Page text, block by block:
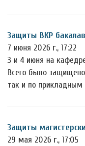
Защиты ВКР
7 июня 2026 г., 17:22
3 и 4 июня на
Всего было
так и по
Защиты
29 мая 2026 г., 17:05